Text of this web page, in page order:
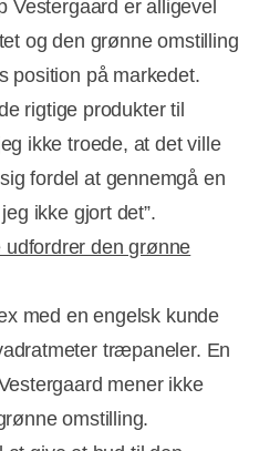
Vestergaard er alligevel
og den grønne omstilling
position på markedet.
rigtige produkter til
ikke troede, at det ville
fordel at gennemgå en
ikke gjort det”.
udfordrer den grønne
med en engelsk kunde
træpaneler. En
mener ikke
omstilling.